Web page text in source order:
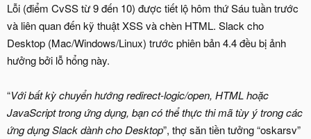
Lỗi (điểm CvSS từ 9 đến 10) được tiết lộ hôm thứ Sáu tuần trước
và liên quan đến kỹ thuật XSS và chèn HTML. Slack cho
Desktop (Mac/Windows/Linux) trước phiên bản 4.4 đều bị ảnh
hưởng bởi lỗ hổng này.
“Với bất kỳ chuyển hướng redirect-logic/open, HTML hoặc
JavaScript trong ứng dụng, bạn có thể thực thi mã tùy ý trong các
ứng dụng Slack dành cho Desktop”, thợ săn tiền tưởng “oskarsv”